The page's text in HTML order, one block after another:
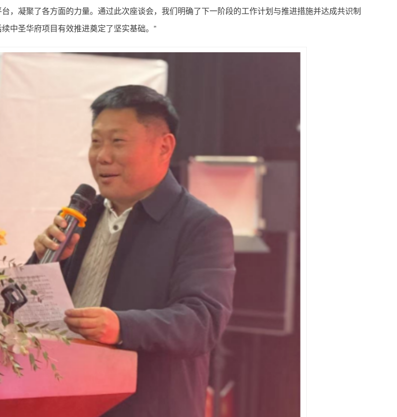
，凝聚了各方面的力量。通过此次座谈会，我们明确了下一阶段的工作计划与推进措施并达成共识制
中圣华府项目有效推进奠定了坚实基础。”